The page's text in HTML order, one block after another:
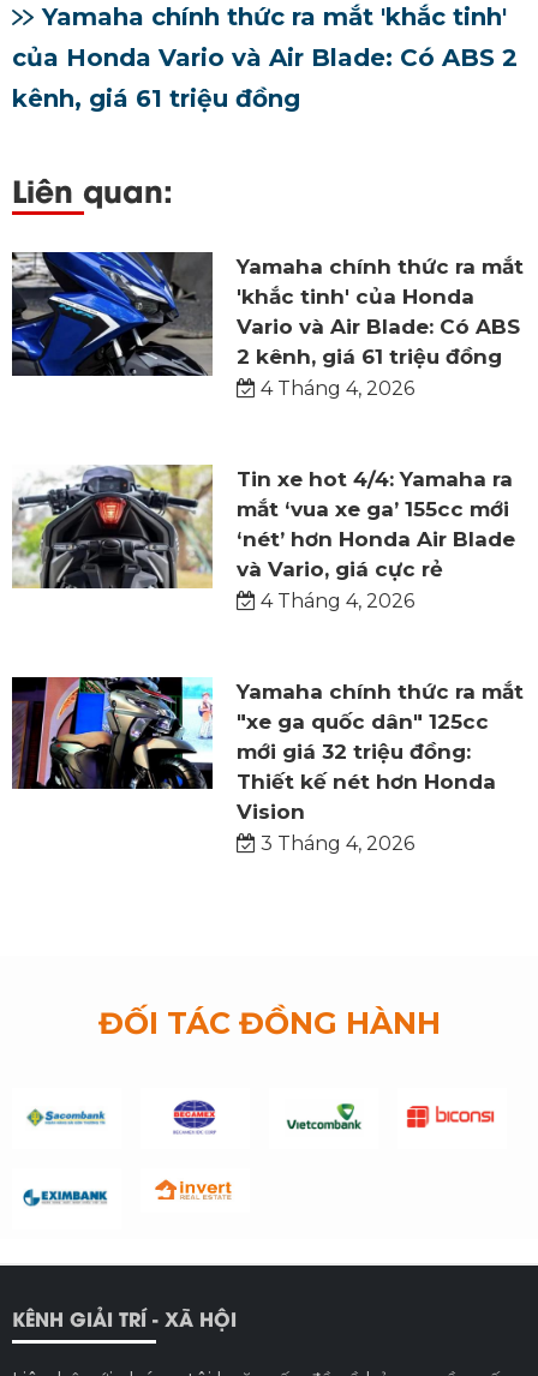
Yamaha chính thức ra mắt 'khắc tinh'
của Honda Vario và Air Blade: Có ABS 2
kênh, giá 61 triệu đồng
Liên quan:
Yamaha chính thức ra mắt
'khắc tinh' của Honda
Vario và Air Blade: Có ABS
2 kênh, giá 61 triệu đồng
4 Tháng 4, 2026
Tin xe hot 4/4: Yamaha ra
mắt ‘vua xe ga’ 155cc mới
‘nét’ hơn Honda Air Blade
và Vario, giá cực rẻ
4 Tháng 4, 2026
Yamaha chính thức ra mắt
"xe ga quốc dân" 125cc
mới giá 32 triệu đồng:
Thiết kế nét hơn Honda
Vision
3 Tháng 4, 2026
ĐỐI TÁC ĐỒNG HÀNH
KÊNH GIẢI TRÍ - XÃ HỘI